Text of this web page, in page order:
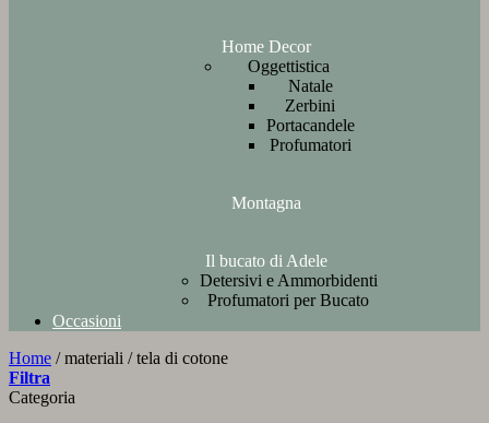
Home Decor
Oggettistica
Natale
Zerbini
Portacandele
Profumatori
Montagna
Il bucato di Adele
Detersivi e Ammorbidenti
Profumatori per Bucato
Occasioni
Home /materiali /tela di cotone
Filtra
Categoria